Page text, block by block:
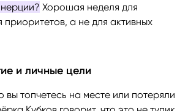
Хорошая неделя для
а не для активных
и личные цели
вы топчетесь на месте или потеряли